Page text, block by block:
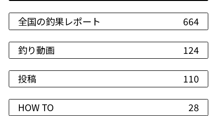
全国の釣果レポート 664
釣り動画 124
投稿 110
HOW TO 28